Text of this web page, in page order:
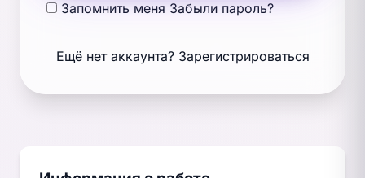
Запомнить меня Забыли пароль?
Ещё нет аккаунта? Зарегистрироваться